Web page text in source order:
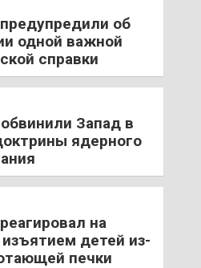
об
одной важной
справки
Запад в
ядерного
на
детей из-
печки